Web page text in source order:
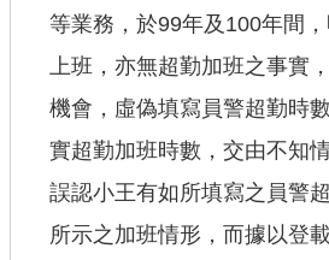
查估
回首頁
常見問答
等業務，於99年及100年間
上班，亦無超勤加班之事實
機會，虛偽填寫員警超勤時
實超勤加班時數，交由不知
誤認小王有如所填寫之員警
所示之加班情形，而據以登